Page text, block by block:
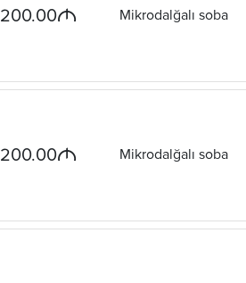
200.00M Mikrodalğalı soba
200.00M Mikrodalğalı soba